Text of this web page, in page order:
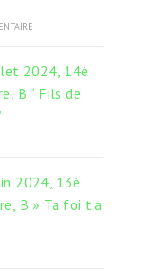
2024, 14è
B “ Fils de
2024, 13è
B » Ta foi t’a